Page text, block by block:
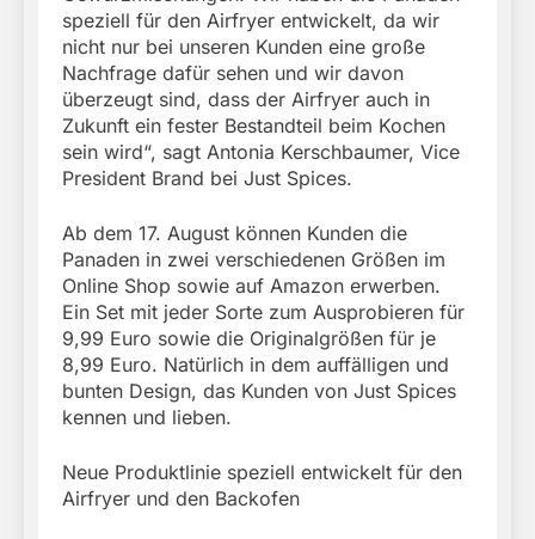
speziell für den Airfryer entwickelt, da wir
nicht nur bei unseren Kunden eine große
Nachfrage dafür sehen und wir davon
überzeugt sind, dass der Airfryer auch in
Zukunft ein fester Bestandteil beim Kochen
sein wird“, sagt Antonia Kerschbaumer, Vice
President Brand bei Just Spices.
Ab dem 17. August können Kunden die
Panaden in zwei verschiedenen Größen im
Online Shop sowie auf Amazon erwerben.
Ein Set mit jeder Sorte zum Ausprobieren für
9,99 Euro sowie die Originalgrößen für je
8,99 Euro. Natürlich in dem auffälligen und
bunten Design, das Kunden von Just Spices
kennen und lieben.
Neue Produktlinie speziell entwickelt für den
Airfryer und den Backofen